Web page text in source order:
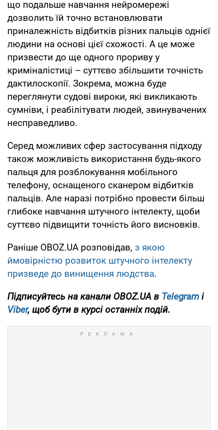
що подальше навчання нейромережі
дозволить їй точно встановлювати
приналежність відбитків різних пальців однієї
людини на основі цієї схожості. А це може
призвести до ще одного прориву у
криміналістиці – суттєво збільшити точність
дактилоскопії. Зокрема, можна буде
переглянути судові вироки, які викликають
сумніви, і реабілітувати людей, звинувачених
несправедливо.
Серед можливих сфер застосування підходу
також можливість використання будь-якого
пальця для розблокування мобільного
телефону, оснащеного сканером відбитків
пальців. Але наразі потрібно провести більш
глибоке навчання штучного інтелекту, щоби
суттєво підвищити точність його висновків.
Раніше OBOZ.UA розповідав, з якою
ймовірністю розвиток штучного інтелекту
призведе до винищення людства.
Підписуйтесь на канали OBOZ.UA в Telegram і
Viber, щоб бути в курсі останніх подій.